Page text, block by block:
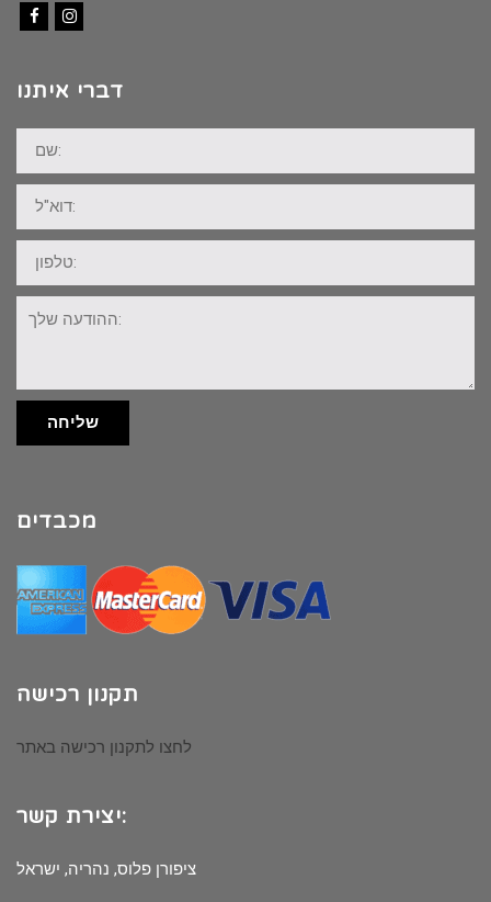
דברי איתנו
שם:
דוא"ל:
טלפון:
ההודעה
שלך:
שליחה
מכבדים
תקנון רכישה
לחצו לתקנון רכישה באתר
יצירת קשר:
ציפורן פלוס, נהריה, ישראל